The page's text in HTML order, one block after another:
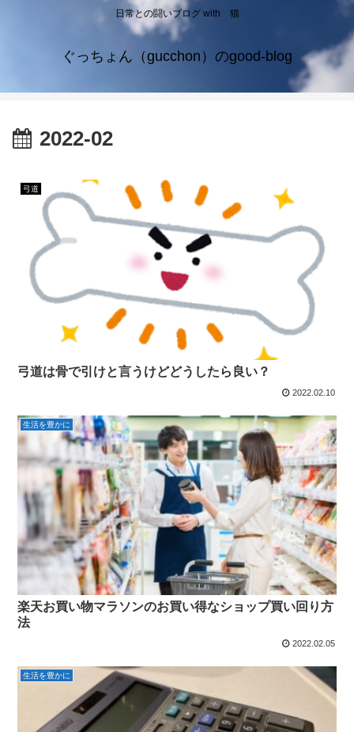
日常との闘いブログ with 猫
ぐっちょん（gucchon）のgood-blog
2022-02
弓道
弓道は骨で引けと言うけどどうしたら良い？
2022.02.10
生活を豊かに
楽天お買い物マラソンのお買い得なショップ買い回り方
法
2022.02.05
生活を豊かに